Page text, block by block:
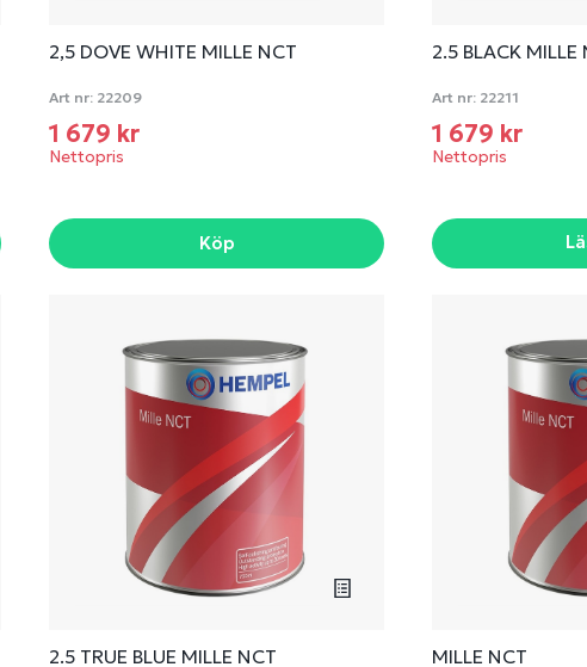
2,5 DOVE WHITE MILLE NCT
Art nr: 22209
1 679 kr
Nettopris
Köp
2.5 BLACK MILLE
Art nr: 22211
1 679 kr
Nettopris
2.5 TRUE BLUE MILLE NCT MILLE NCT